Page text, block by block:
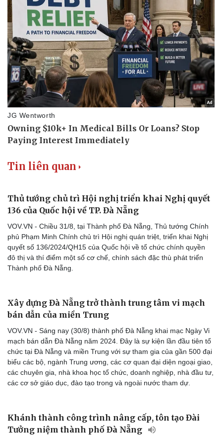
Du lịch
Tư vấn
Săn Tour
check-in
Podcast
Câu chuyện thời sự
Đọc truyện đêm khuya
Cửa sổ tình yêu
Kể chuyện cho bé
Hạt giống tâm hồn
Tin liên quan
Thủ tướng chủ trì Hội nghị triển khai Nghị quyết
136 của Quốc hội về TP. Đà Nẵng
VOV.VN - Chiều 31/8, tại Thành phố Đà Nẵng, Thủ tướng Chính
phủ Phạm Minh Chính chủ trì Hội nghị quán triệt, triển khai Nghị
quyết số 136/2024/QH15 của Quốc hội về tổ chức chính quyền
đô thị và thí điểm một số cơ chế, chính sách đặc thù phát triển
Thành phố Đà Nẵng.
Xây dựng Đà Nẵng trở thành trung tâm vi mạch
bán dẫn của miền Trung
VOV.VN - Sáng nay (30/8) thành phố Đà Nẵng khai mạc Ngày Vi
mạch bán dẫn Đà Nẵng năm 2024. Đây là sự kiện lần đầu tiên tổ
chức tại Đà Nẵng và miền Trung với sự tham gia của gần 500 đại
biểu các bộ, ngành Trung ương, các cơ quan đại diện ngoại giao,
các chuyên gia, nhà khoa học tổ chức, doanh nghiệp, nhà đầu tư,
các cơ sở giáo dục, đào tạo trong và ngoài nước tham dự.
Khánh thành công trình nâng cấp, tôn tạo Đài
Tưởng niệm thành phố Đà Nẵng